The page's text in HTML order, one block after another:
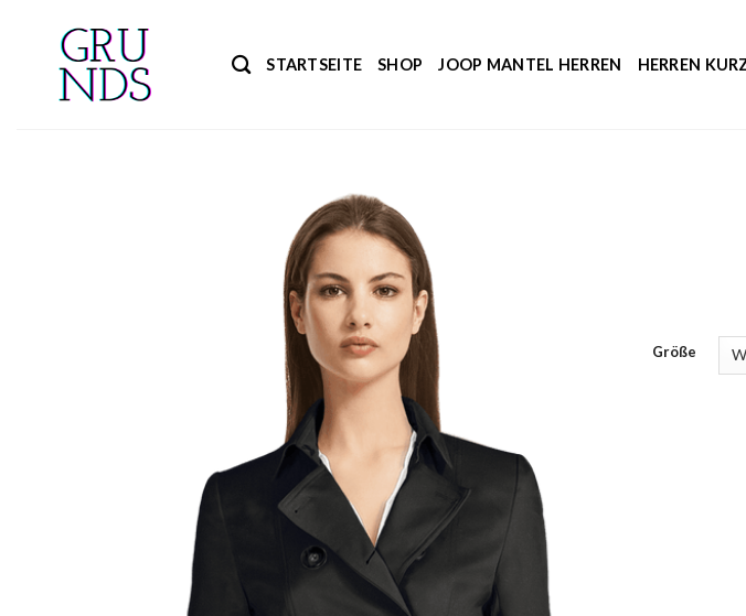
springen
STARTSEITE SHOP JOOP MANTEL HERREN HERREN
Größe